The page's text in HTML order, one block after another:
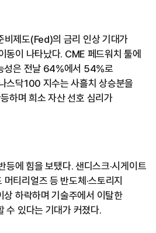
비제도(Fed)의 금리 인상 기대가
동이 나타났다. CME 페드워치 툴에
성은 전날 64%에서 54%로
스닥100 지수는 사흘치 상승분을
하며 희소 자산 선호 심리가
등에 힘을 보탰다. 샌디스크·시게이트
머티리얼즈 등 반도체·스토리지
하락하며 기술주에서 이탈한
수 있다는 기대가 커졌다.